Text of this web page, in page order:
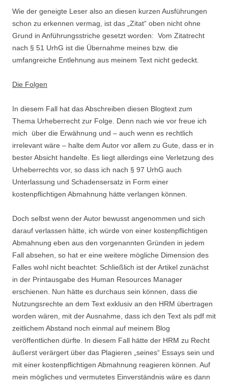
Wie der geneigte Leser also an diesen kurzen Ausführungen
schon zu erkennen vermag, ist das „Zitat“ oben nicht ohne
Grund in Anführungsstriche gesetzt worden: Vom Zitatrecht
nach § 51 UrhG ist die Übernahme meines bzw. die
umfangreiche Entlehnung aus meinem Text nicht gedeckt.
Die Folgen
In diesem Fall hat das Abschreiben diesen Blogtext zum
Thema Urheberrecht zur Folge. Denn nach wie vor freue ich
mich über die Erwähnung und – auch wenn es rechtlich
irrelevant wäre – halte dem Autor vor allem zu Gute, dass er in
bester Absicht handelte. Es liegt allerdings eine Verletzung des
Urheberrechts vor, so dass ich nach § 97 UrhG auch
Unterlassung und Schadensersatz in Form einer
kostenpflichtigen Abmahnung hätte verlangen können.
Doch selbst wenn der Autor bewusst angenommen und sich
darauf verlassen hätte, ich würde von einer kostenpflichtigen
Abmahnung eben aus den vorgenannten Gründen in jedem
Fall absehen, so hat er eine weitere mögliche Dimension des
Falles wohl nicht beachtet: Schließlich ist der Artikel zunächst
in der Printausgabe des Human Resources Manager
erschienen. Nun hätte es durchaus sein können, dass die
Nutzungsrechte an dem Text exklusiv an den HRM übertragen
worden wären, mit der Ausnahme, dass ich den Text als pdf mit
zeitlichem Abstand noch einmal auf meinem Blog
veröffentlichen dürfte. In diesem Fall hätte der HRM zu Recht
äußerst verärgert über das Plagieren „seines“ Essays sein und
mit einer kostenpflichtigen Abmahnung reagieren können. Auf
mein mögliches und vermutetes Einverständnis wäre es dann